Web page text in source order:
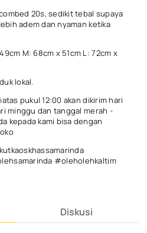
20s, sedikit tebal supaya
adem dan nyaman ketika
M: 68cm x 51cm L: 72cm x
lokal.
pukul 12:00 akan dikirim hari
minggu dan tanggal merah -
kepada kami bisa dengan
#oleholehkaltim
Diskusi